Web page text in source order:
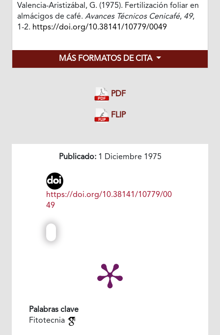
Valencia-Aristizábal, G. (1975). Fertilización foliar en
almácigos de café. Avances Técnicos Cenicafé, 49,
1-2. https://doi.org/10.38141/10779/0049
MÁS FORMATOS DE CITA
PDF
FLIP
Publicado:1 Diciembre 1975
https://doi.org/10.38141/10779/00
49
Palabras clave
Fitotecnia